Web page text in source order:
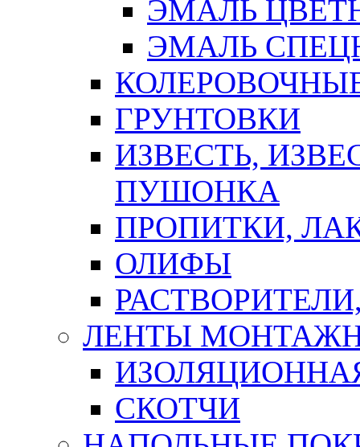
ЭМАЛЬ
ЭМАЛЬ
ГРУНТОВКИ
ИЗВЕСТЬ,
ПУШОНКА
ПРОПИТКИ,
ОЛИФЫ
ЛЕНТЫ
СКОТЧИ